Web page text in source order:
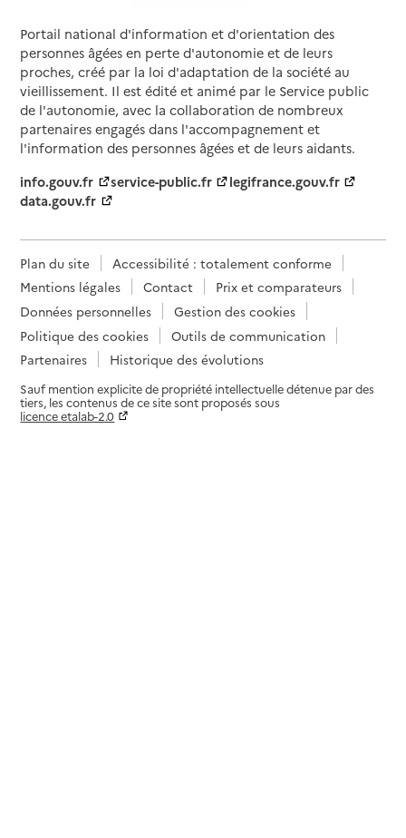
Portail national d'information et d'orientation des
personnes âgées en perte d'autonomie et de leurs
proches, créé par la loi d'adaptation de la société au
vieillissement. Il est édité et animé par le Service public
de l'autonomie, avec la collaboration de nombreux
partenaires engagés dans l'accompagnement et
l'information des personnes âgées et de leurs aidants.
info.gouv.fr
service-public.fr
legifrance.gouv.fr
data.gouv.fr
Plan du site
Accessibilité : totalement conforme
Mentions légales
Contact
Prix et comparateurs
Données personnelles
Gestion des cookies
Politique des cookies
Outils de communication
Partenaires
Historique des évolutions
Sauf mention explicite de propriété intellectuelle détenue par des
tiers, les contenus de ce site sont proposés sous
licence etalab-2.0